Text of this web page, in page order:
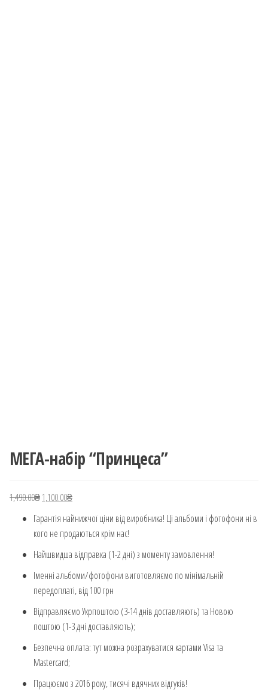
МЕГА-набір “Принцеса”
1,490.00₴Оригінальна ціна: 1,490.00₴.
1,100.00₴
Гарантія найнижчої ціни від виробника! Ці альбоми і фотофони ні в
кого не продаються крім нас!
Найшвидша відправка (1-2 дні) з моменту замовлення!
Іменні альбоми/фотофони виготовляємо по мінімальній
передоплаті, від 100 грн
Відправляємо Укрпоштою (3-14 днів доставляють) та Новою
поштою (1-3 дні доставляють);
Безпечна оплата: тут можна розрахуватися картами Visa та
Mastercard;
Працюємо з 2016 року, тисячі вдячних відгуків!